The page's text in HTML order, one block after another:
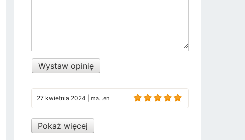
Wystaw opinię
27 kwietnia 2024 ma...en
Pokaż więcej